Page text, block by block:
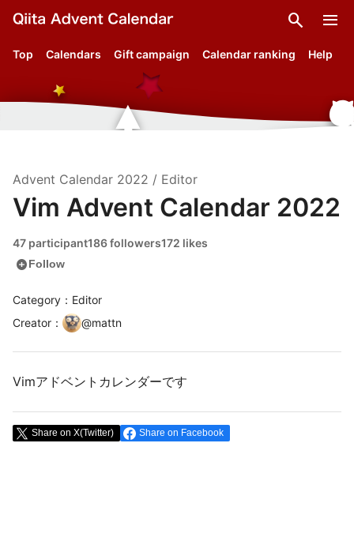
search menu
Top Calendars Gift campaign Calendar ranking Help
Advent Calendar 2022 / Editor
Vim Advent Calendar 2022
47 participant186 followers172 likes
add_circleFollow
Category：Editor
Creator ： @mattn
Vimアドベントカレンダーです
Share on X(Twitter) Share on Facebook